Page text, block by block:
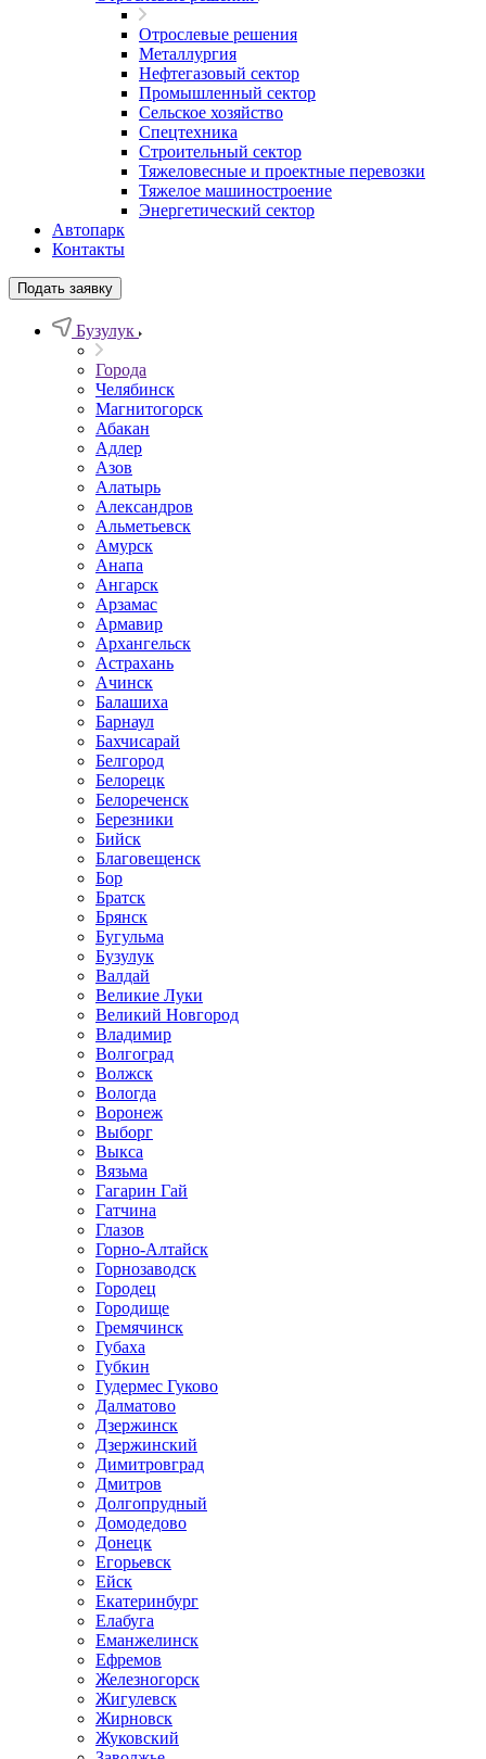
Отрослевые решения
Металлургия
Нефтегазовый сектор
Промышленный сектор
Сельское хозяйство
Спецтехника
Строительный сектор
Тяжеловесные и проектные перевозки
Тяжелое машиностроение
Энергетический сектор
Автопарк
Контакты
Подать заявку
Бузулук
Города
Челябинск
Магнитогорск
Абакан
Адлер
Азов
Алатырь
Александров
Альметьевск
Амурск
Анапа
Ангарск
Арзамас
Армавир
Архангельск
Астрахань
Ачинск
Балашиха
Барнаул
Бахчисарай
Белгород
Белорецк
Белореченск
Березники
Бийск
Благовещенск
Бор
Братск
Брянск
Бугульма
Бузулук
Валдай
Великие Луки
Великий Новгород
Владимир
Волгоград
Волжск
Вологда
Воронеж
Выборг
Выкса
Вязьма
Гагарин Гай
Гатчина
Глазов
Горно-Алтайск
Горнозаводск
Городец
Городище
Гремячинск
Губаха
Губкин
Гудермес Гуково
Далматово
Дзержинск
Дзержинский
Димитровград
Дмитров
Долгопрудный
Домодедово
Донецк
Егорьевск
Ейск
Екатеринбург
Елабуга
Еманжелинск
Ефремов
Железногорск
Жигулевск
Жирновск
Жуковский